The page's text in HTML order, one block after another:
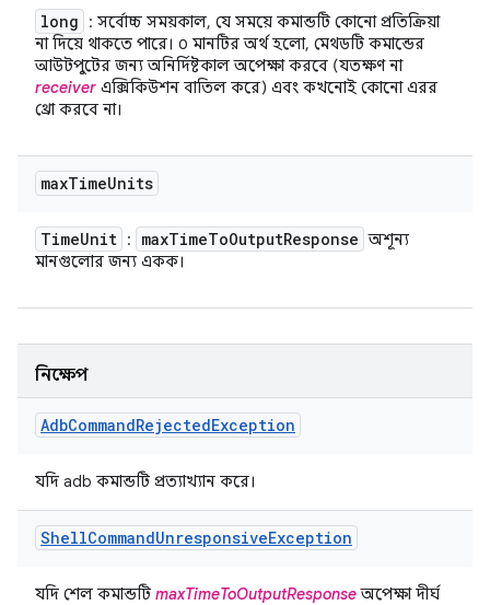
long
: সর্বোচ্চ সময়কাল, যে সময়ে কমান্ডটি কোনো প্রতিক্রিয়া
না দিয়ে থাকতে পারে। ০ মানটির অর্থ হলো, মেথডটি কমান্ডের
আউটপুটের জন্য অনির্দিষ্টকাল অপেক্ষা করবে (যতক্ষণ না
receiver এক্সিকিউশন বাতিল করে) এবং কখনোই কোনো এরর
থ্রো করবে না।
maxTimeUnits
TimeUnit : maxTimeToOutputResponse অশূন্য
মানগুলোর জন্য একক।
নিক্ষেপ
AdbCommandRejectedException
যদি adb কমান্ডটি প্রত্যাখ্যান করে।
ShellCommandUnresponsiveException
যদি শেল কমান্ডটি maxTimeToOutputResponseঅপেক্ষা দীর্ঘ